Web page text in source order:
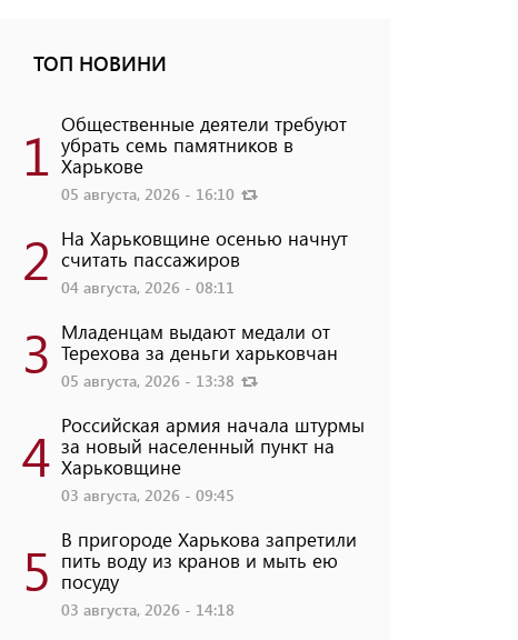
ТОП НОВИНИ
1 Общественные деятели требуют
убрать семь памятников в
Харькове
05 августа, 2026 - 16:10
2 На Харьковщине осенью начнут
считать пассажиров
04 августа, 2026 - 08:11
3 Младенцам выдают медали от
Терехова за деньги харьковчан
05 августа, 2026 - 13:38
4 Российская армия начала штурмы
за новый населенный пункт на
Харьковщине
03 августа, 2026 - 09:45
5 В пригороде Харькова запретили
пить воду из кранов и мыть ею
посуду
03 августа, 2026 - 14:18